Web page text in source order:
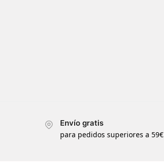
Envío gratis
para pedidos superiores a 59€